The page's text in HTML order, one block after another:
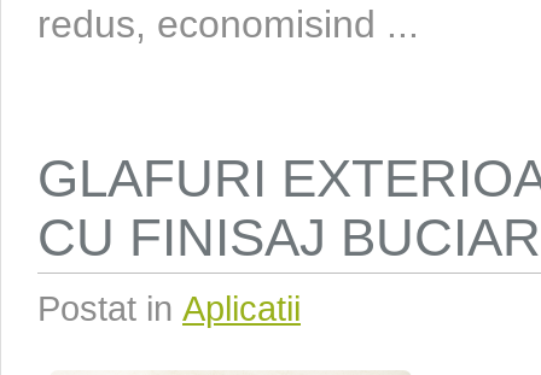
redus, economisind ...
GLAFURI
CU FINISAJ
Postat in Aplicatii